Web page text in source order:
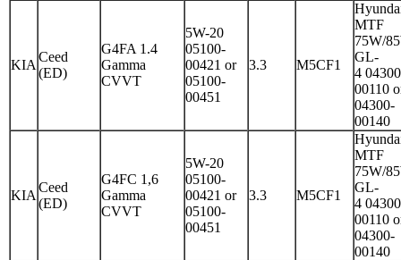
KIA
Ceed
(ED)
G4FA 1.4
Gamma
CVVT
5W-20
05100-
00421 or
05100-
00451
3.3 M5CF1
MTF
75W/
GL-
4
00110
04300-
00140
KIA
Ceed
(ED)
G4FC 1,6
Gamma
CVVT
5W-20
05100-
00421 or
05100-
00451
3.3 M5CF1
MTF
75W/
GL-
4
00110
04300-
00140